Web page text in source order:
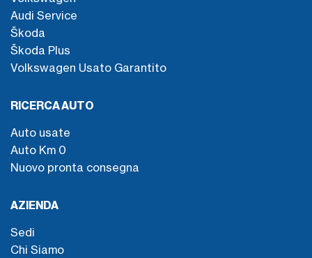
Audi Service
Škoda
Škoda Plus
Volkswagen Usato Garantito
RICERCA AUTO
Auto usate
Auto Km 0
Nuovo pronta consegna
AZIENDA
Sedi
Chi Siamo